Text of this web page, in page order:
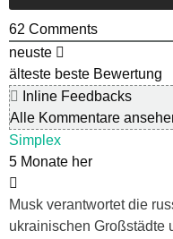
62 Comments
neuste
älteste beste Bewertung
Inline Feedbacks
Alle Kommentare
Simplex
5 Monate her
Musk verantwortet die
ukrainischen Großstädte